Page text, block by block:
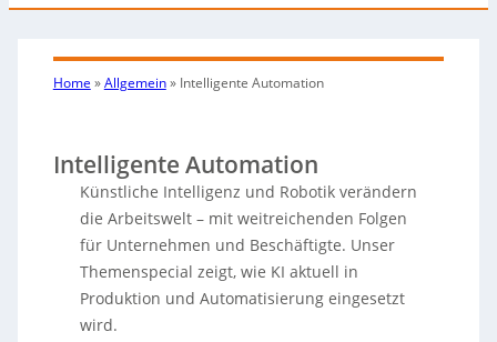
Home »Allgemein» Intelligente Automation
Intelligente Automation
Künstliche Intelligenz und Robotik verändern
die Arbeitswelt – mit weitreichenden Folgen
für Unternehmen und Beschäftigte. Unser
Themenspecial zeigt, wie KI aktuell in
Produktion und Automatisierung eingesetzt
wird.